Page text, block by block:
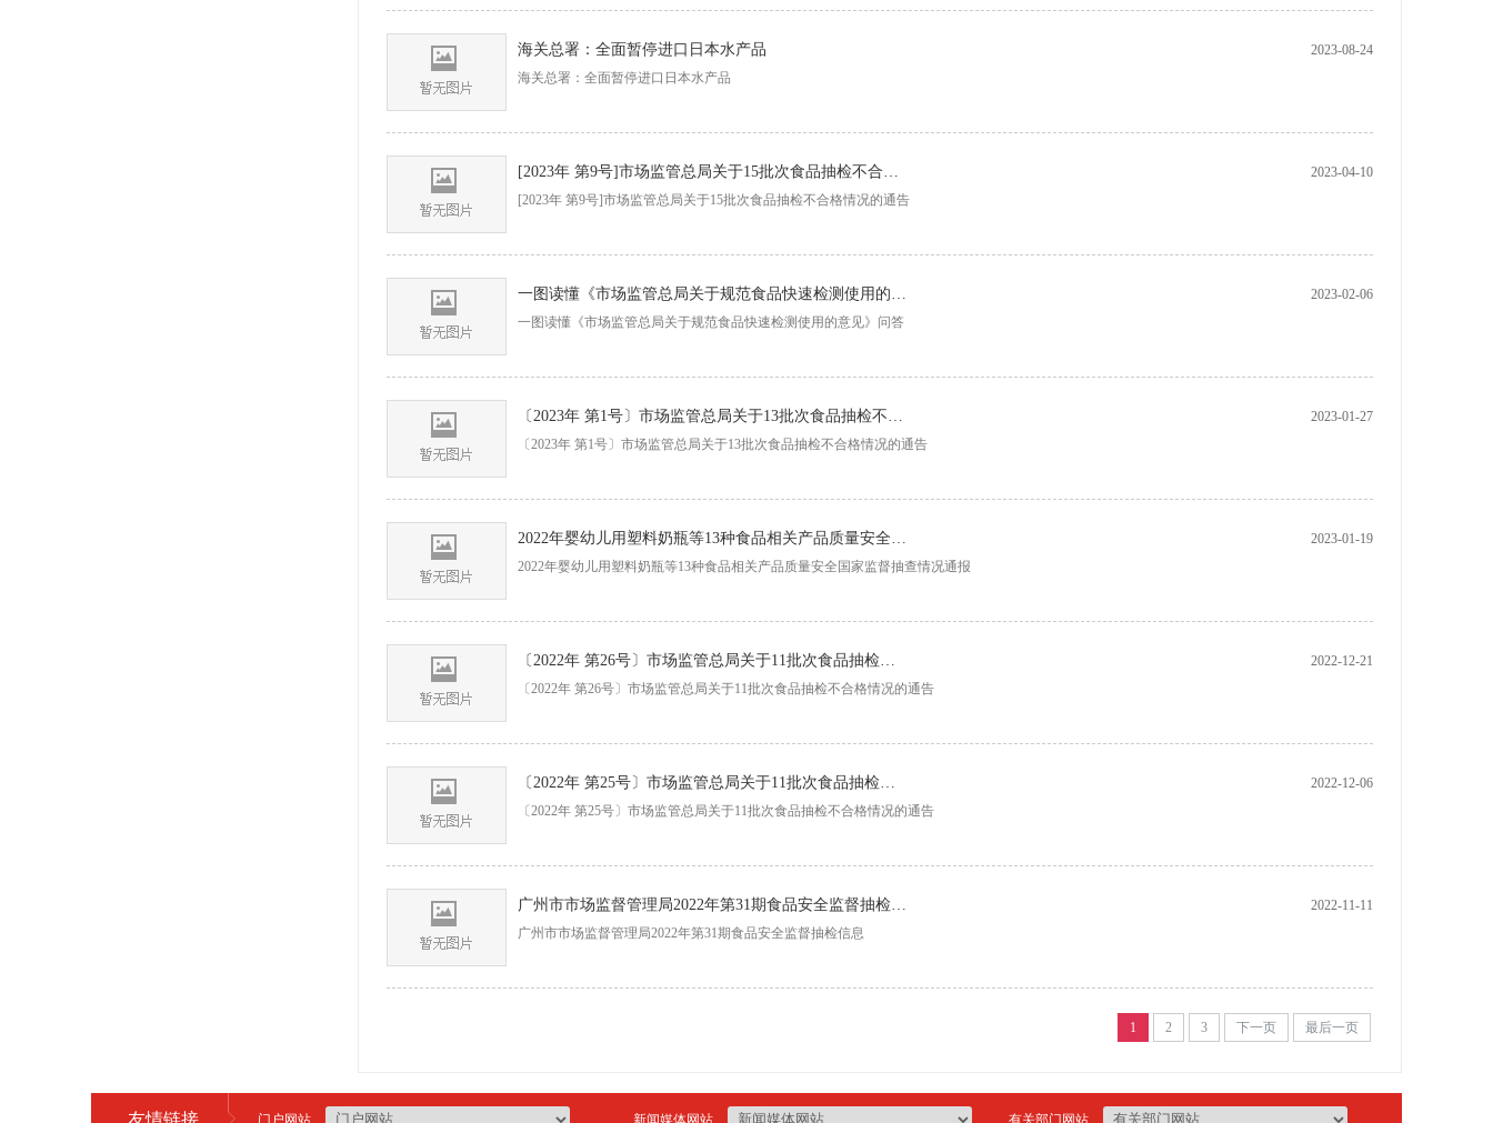
海关总署：全面暂停进口日本水产品
2023-08-24
海关总署：全面暂停进口日本水产品
[2023年 第9号]市场监管总局关于15批次食品抽检不合格情况的通告
2023-04-10
[2023年 第9号]市场监管总局关于15批次食品抽检不合格情况的通告
一图读懂《市场监管总局关于规范食品快速检测使用的意见》问答
2023-02-06
一图读懂《市场监管总局关于规范食品快速检测使用的意见》问答
〔2023年 第1号〕市场监管总局关于13批次食品抽检不合格情况的通告
2023-01-27
〔2023年 第1号〕市场监管总局关于13批次食品抽检不合格情况的通告
2022年婴幼儿用塑料奶瓶等13种食品相关产品质量安全国家监督抽查情况通报
2023-01-19
2022年婴幼儿用塑料奶瓶等13种食品相关产品质量安全国家监督抽查情况通报
〔2022年 第26号〕市场监管总局关于11批次食品抽检不合格情况的通告
2022-12-21
〔2022年 第26号〕市场监管总局关于11批次食品抽检不合格情况的通告
〔2022年 第25号〕市场监管总局关于11批次食品抽检不合格情况的通告
2022-12-06
〔2022年 第25号〕市场监管总局关于11批次食品抽检不合格情况的通告
广州市市场监督管理局2022年第31期食品安全监督抽检信息
2022-11-11
广州市市场监督管理局2022年第31期食品安全监督抽检信息
1 2 3 下一页 最后一页
友情链接 门户网站 新闻媒体网站 有关部门网站